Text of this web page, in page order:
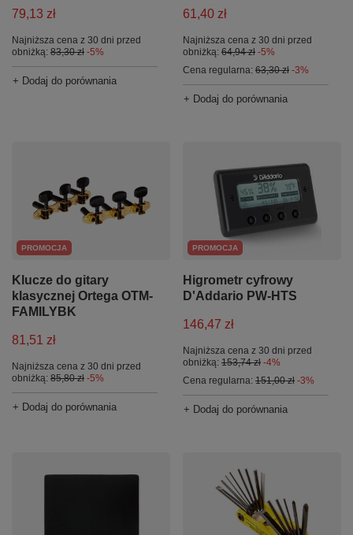
79,13 zł
Najniższa cena z 30 dni przed
obniżką: 83,30 zł -5%
+ Dodaj do porównania
61,40 zł
Najniższa cena z 30 dni przed
obniżką: 64,94 zł -5%
Cena regularna: 63,30 zł -3%
+ Dodaj do porównania
PROMOCJA
Klucze do gitary
klasycznej Ortega OTM-
FAMILYBK
81,51 zł
Najniższa cena z 30 dni przed
obniżką: 85,80 zł -5%
+ Dodaj do porównania
PROMOCJA
Higrometr cyfrowy
D'Addario PW-HTS
146,47 zł
Najniższa cena z 30 dni przed
obniżką: 153,74 zł -4%
Cena regularna: 151,00 zł -3%
+ Dodaj do porównania